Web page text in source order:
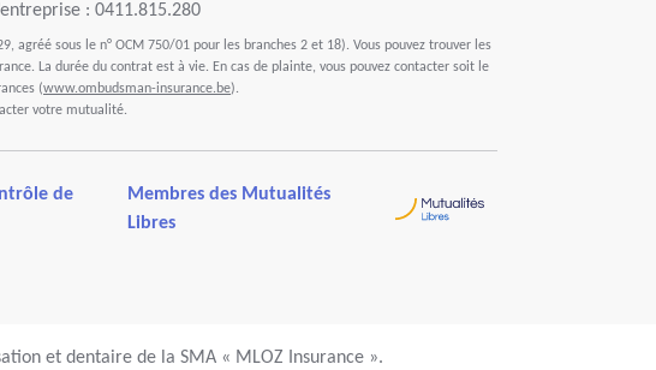
: 0411.815.280
agréé sous le n° OCM 750/01 pour les branches 2 et 18). Vous pouvez trouver les
La durée du contrat est à vie. En cas de plainte, vous pouvez contacter soit le
(www.ombudsman-insurance.be).
votre mutualité.
de
Membres des Mutualités
Libres
et dentaire de la SMA « MLOZ Insurance ».